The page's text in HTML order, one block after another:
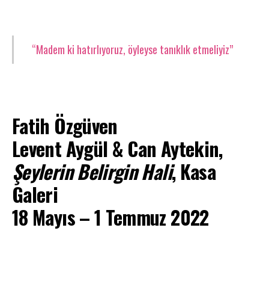
“Madem ki hatırlıyoruz, öyleyse tanıklık etmeliyiz”
Fatih Özgüven
Levent Aygül & Can Aytekin,
Şeylerin Belirgin Hali, Kasa
Galeri
18 Mayıs – 1 Temmuz 2022